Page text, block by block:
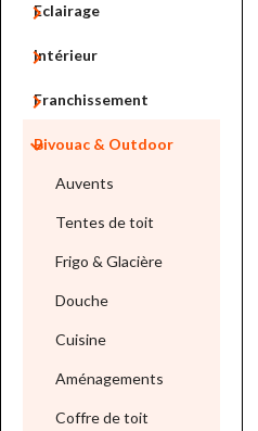
Eclairage

Intérieur

Franchissement

Bivouac & Outdoor

Auvents
Tentes de toit
Frigo & Glacière
Douche
Cuisine
Aménagements
Coffre de toit